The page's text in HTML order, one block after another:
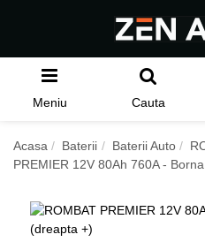
Meniu Cauta
Acasa Baterii Baterii Auto
PREMIER 12V 80Ah 760A -